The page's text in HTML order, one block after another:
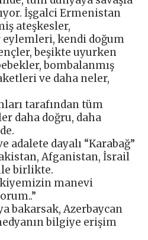
İşgalci Ermenistan
ateşkesler,
kendi doğum
beşikte uyurken
bombalanmış
ve daha neler,
tarafından tüm
daha doğru, daha
adalete dayalı “Karabağ”
Afganistan, İsrail
birlikte.
manevi
bakarsak, Azerbaycan
bilgiye erişim